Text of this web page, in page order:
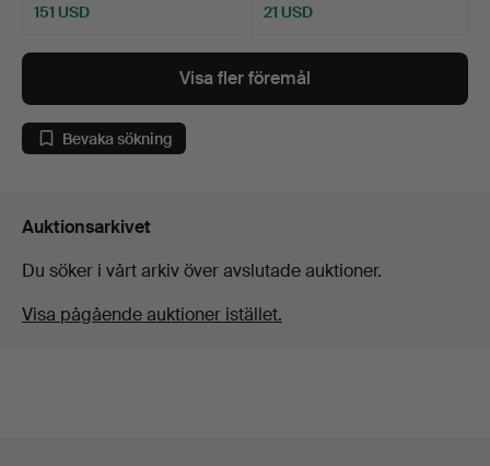
151 USD 21 USD
Visa fler föremål
Bevaka sökning
Auktionsarkivet
Du söker i vårt arkiv över avslutade auktioner.
Visa pågående auktioner istället.